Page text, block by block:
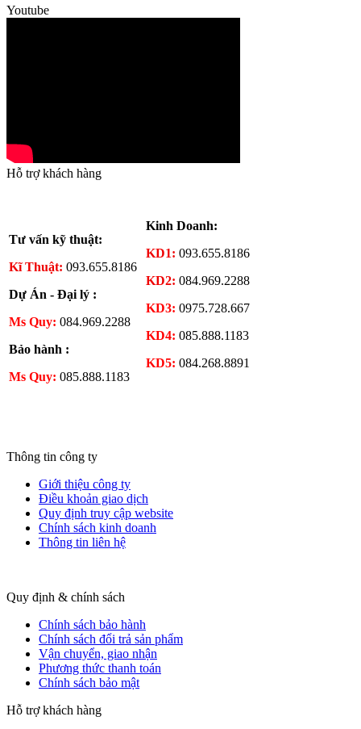
Youtube
Hỗ trợ khách hàng
Tư vấn kỹ thuật:
Kĩ Thuật: 093.655.8186
Dự Án - Đại lý :
Ms Quy: 084.969.2288
Bảo hành :
Ms Quy: 085.888.1183
Kinh Doanh:
KD1: 093.655.8186
KD2: 084.969.2288
KD3: 0975.728.667
KD4: 085.888.1183
KD5: 084.268.8891
Thông tin công ty
Giới thiệu công ty
Điều khoản giao dịch
Quy định truy cập website
Chính sách kinh doanh
Thông tin liên hệ
Quy định & chính sách
Chính sách bảo hành
Chính sách đổi trả sản phẩm
Vận chuyển, giao nhận
Phương thức thanh toán
Chính sách bảo mật
Hỗ trợ khách hàng